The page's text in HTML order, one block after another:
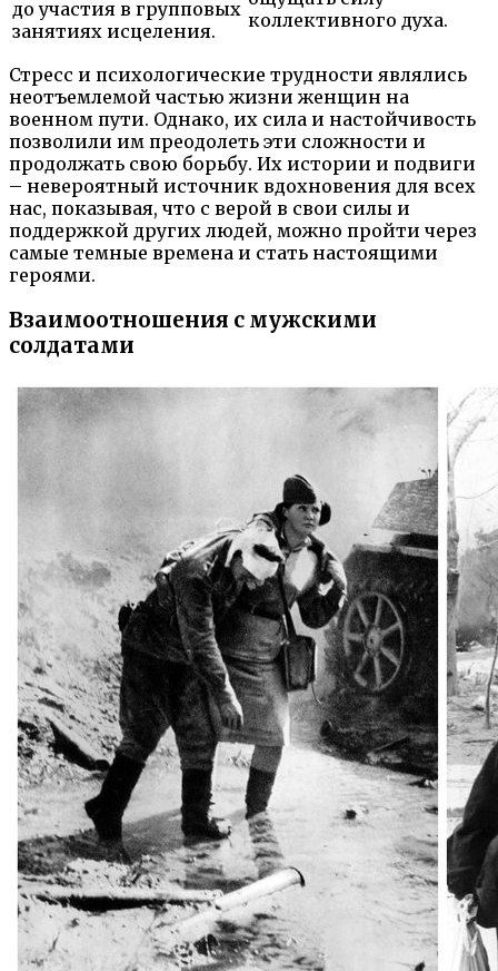
до участия в групповых
занятиях исцеления.
коллективного духа.
Стресс и психологические трудности являлись
неотъемлемой частью жизни женщин на
военном пути. Однако, их сила и настойчивость
позволили им преодолеть эти сложности и
продолжать свою борьбу. Их истории и подвиги
– невероятный источник вдохновения для всех
нас, показывая, что с верой в свои силы и
поддержкой других людей, можно пройти через
самые темные времена и стать настоящими
героями.
Взаимоотношения с мужскими
солдатами